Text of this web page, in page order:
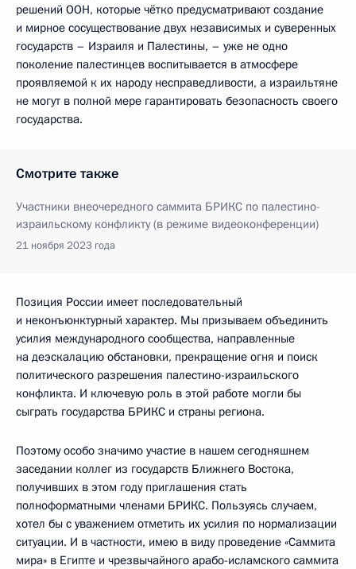
решений ООН, которые чётко предусматривают создание
и мирное сосуществование двух независимых и суверенных
государств – Израиля и Палестины, – уже не одно
поколение палестинцев воспитывается в атмосфере
проявляемой к их народу несправедливости, а израильтяне
не могут в полной мере гарантировать безопасность своего
государства.
Смотрите также
Участники внеочередного саммита БРИКС по палестино-
израильскому конфликту (в режиме видеоконференции)
21 ноября 2023 года
Позиция России имеет последовательный
и неконъюнктурный характер. Мы призываем объединить
усилия международного сообщества, направленные
на деэскалацию обстановки, прекращение огня и поиск
политического разрешения палестино-израильского
конфликта. И ключевую роль в этой работе могли бы
сыграть государства БРИКС и страны региона.
Поэтому особо значимо участие в нашем сегодняшнем
заседании коллег из государств Ближнего Востока,
получивших в этом году приглашения стать
полноформатными членами БРИКС. Пользуясь случаем,
хотел бы с уважением отметить их усилия по нормализации
ситуации. И в частности, имею в виду проведение «Саммита
мира» в Египте и чрезвычайного арабо-исламского саммита